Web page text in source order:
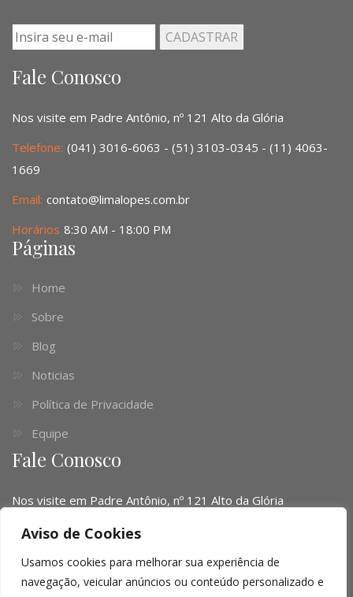
Aviso de Cookies
Usamos cookies para melhorar sua experiência de
navegação, veicular anúncios ou conteúdo personalizado e
Fale Conosco
Nos visite em Padre Antônio, nº 121 Alto da Glória
Telefone: (041) 3016-6063 - (51) 3103-0345 - (11) 4063-
1669
Email: contato@limalopes.com.br
Horários 8:30 AM - 18:00 PM
Páginas
Home
Sobre
Blog
Noticias
Política de Privacidade
Equipe
Fale Conosco
Nos visite em Padre Antônio, nº 121 Alto da Glória
Telefone: (041) 3016-6063 - (51) 3103-0345 - (11) 4063-
Email: contato@limalopes.com.br